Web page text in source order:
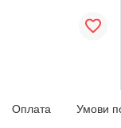
Оплата Умови